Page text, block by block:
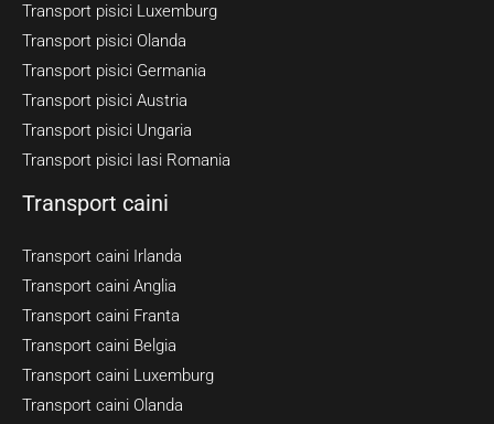
Transport pisici Luxemburg
Transport pisici Olanda
Transport pisici Germania
Transport pisici Austria
Transport pisici Ungaria
Transport pisici Iasi Romania
Transport caini
Transport caini Irlanda
Transport caini Anglia
Transport caini Franta
Transport caini Belgia
Transport caini Luxemburg
Transport caini Olanda